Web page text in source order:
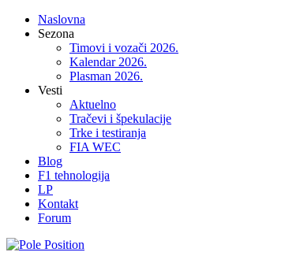
Naslovna
Sezona
Timovi i vozači 2026.
Kalendar 2026.
Plasman 2026.
Vesti
Aktuelno
Tračevi i špekulacije
Trke i testiranja
FIA WEC
Blog
F1 tehnologija
LP
Kontakt
Forum